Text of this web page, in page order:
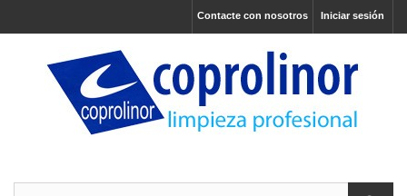
Iniciar sesión
Contacte con nosotros